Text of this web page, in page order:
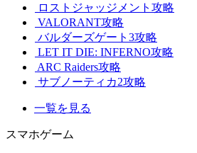
ロストジャッジメント攻略
VALORANT攻略
バルダーズゲート3攻略
LET IT DIE: INFERNO攻略
ARC Raiders攻略
サブノーティカ2攻略
一覧を見る
スマホゲーム